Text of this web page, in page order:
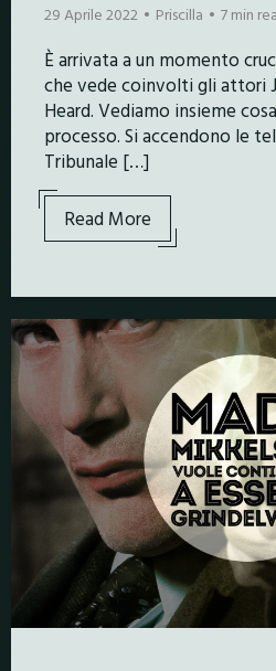
29 Aprile 2022 Priscilla 7 min
È arrivata a un momento
che vede coinvolti gli attori
Heard. Vediamo insieme
processo. Si accendono le
Tribunale […]
Read More